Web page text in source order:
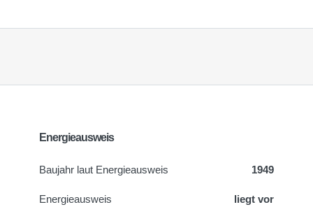
Energieausweis
Baujahr laut Energieausweis 1949
Energieausweis liegt vor